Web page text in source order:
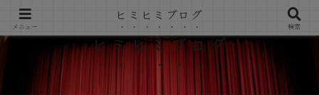
ヒミヒミブログ
メニュー
ヒミヒミブログ
検索